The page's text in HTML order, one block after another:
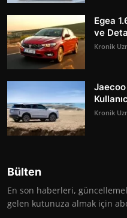
Egea
ve
Kronik
Jaecoo
Kronik
Bülten
En son haberleri,
gelen kutunuza almak için